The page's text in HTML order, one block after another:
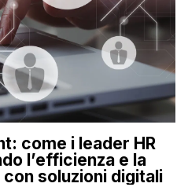
come i leader HR
l’efficienza e la
soluzioni digitali